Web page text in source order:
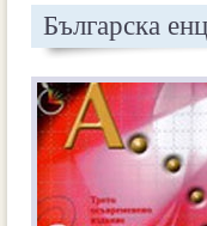
Българска